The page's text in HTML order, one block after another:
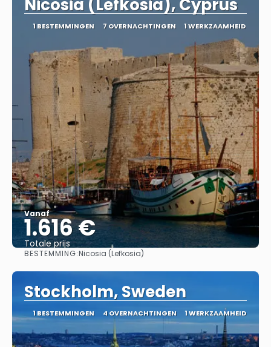
Nicosia (Lefkosia), Cyprus
1 BESTEMMINGEN 7 OVERNACHTINGEN 1 WERKZAAMHEID
Vanaf
1.616 €
Totale prijs
Bekijk
BESTEMMING:Nicosia (Lefkosia)
Stockholm, Sweden
1 BESTEMMINGEN 4 OVERNACHTINGEN 1 WERKZAAMHEID